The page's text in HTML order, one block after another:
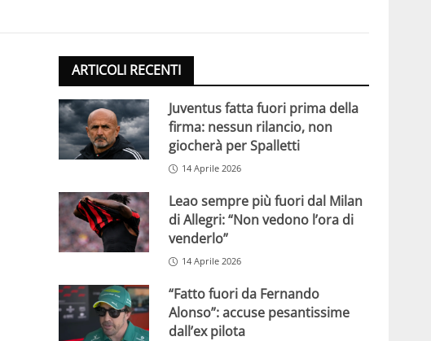
ARTICOLI RECENTI
Juventus fatta fuori prima della
firma: nessun rilancio, non
giocherà per Spalletti
14 Aprile 2026
Leao sempre più fuori dal Milan
di Allegri: “Non vedono l’ora di
venderlo”
14 Aprile 2026
“Fatto fuori da Fernando
Alonso”: accuse pesantissime
dall’ex pilota